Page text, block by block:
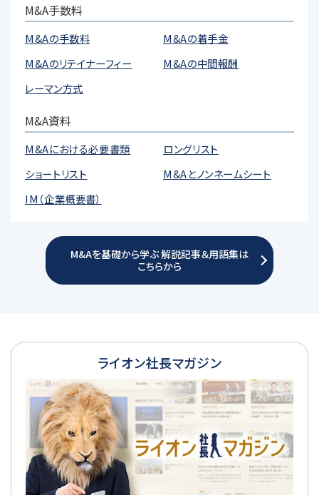
M&A手数料
M&Aの手数料
M&Aの着手金
M&Aのリテイナーフィー
M&Aの中間報酬
レーマン方式
M&A資料
M&Aにおける必要書類
ロングリスト
ショートリスト
M&Aとノンネームシート
IM（企業概要書）
M&Aを基礎から学ぶ 解説記事＆用語集は
こちらから
ライオン社長マガジン